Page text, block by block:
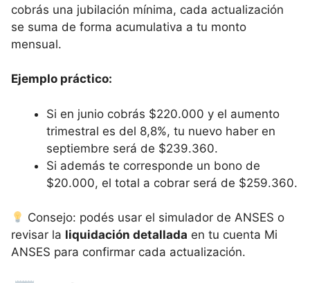
cobrás una jubilación mínima, cada actualización
se suma de forma acumulativa a tu monto
mensual.
Ejemplo práctico:
Si en junio cobrás $220.000 y el aumento
trimestral es del 8,8%, tu nuevo haber en
septiembre será de $239.360.
Si además te corresponde un bono de
$20.000, el total a cobrar será de $259.360.
Consejo: podés usar el simulador de ANSES o
revisar la liquidación detallada en tu cuenta Mi
ANSES para confirmar cada actualización.